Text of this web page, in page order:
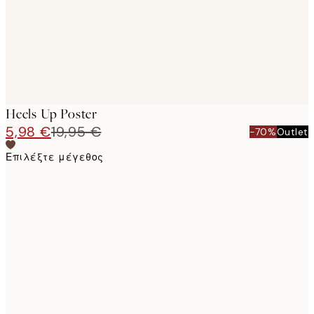
Heels Up Poster
5,98 €19,95 € -70%Outlet
Επιλέξτε μέγεθος